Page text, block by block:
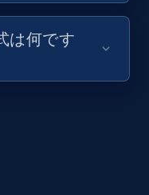
Rating,
は何です